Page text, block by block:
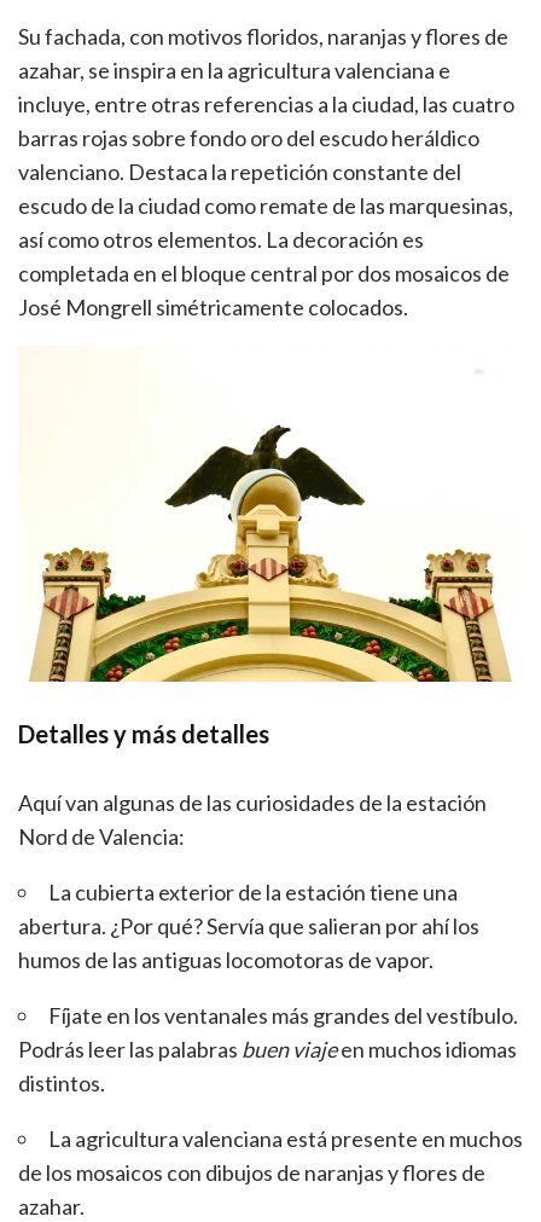
Su fachada, con motivos floridos, naranjas y flores de
azahar, se inspira en la agricultura valenciana e
incluye, entre otras referencias a la ciudad, las cuatro
barras rojas sobre fondo oro del escudo heráldico
valenciano. Destaca la repetición constante del
escudo de la ciudad como remate de las marquesinas,
así como otros elementos. La decoración es
completada en el bloque central por dos mosaicos de
José Mongrell simétricamente colocados.
Detalles y más detalles
Aquí van algunas de las curiosidades de la estación
Nord de Valencia:
La cubierta exterior de la estación tiene una
abertura. ¿Por qué? Servía que salieran por ahí los
humos de las antiguas locomotoras de vapor.
Fíjate en los ventanales más grandes del vestíbulo.
Podrás leer las palabras buen viajeen muchos idiomas
distintos.
La agricultura valenciana está presente en muchos
de los mosaicos con dibujos de naranjas y flores de
azahar.